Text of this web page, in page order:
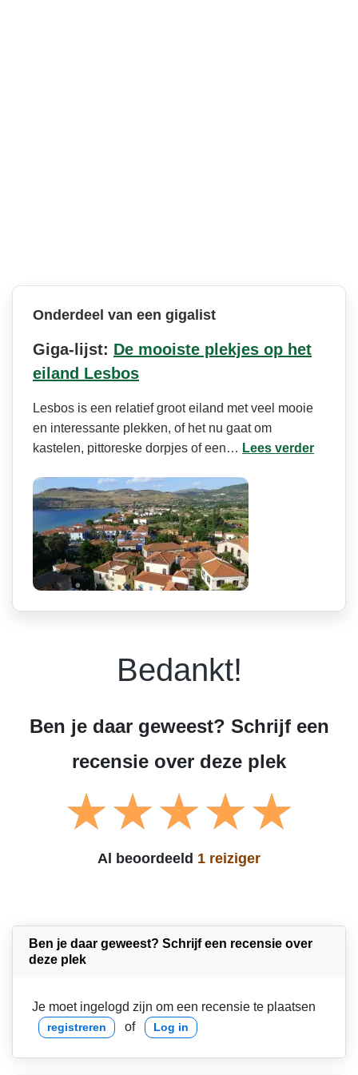
Onderdeel van een gigalist
Giga-lijst: De mooiste plekjes op het
eiland Lesbos
Lesbos is een relatief groot eiland met veel mooie
en interessante plekken, of het nu gaat om
kastelen, pittoreske dorpjes of een… Lees verder
Bedankt!
Ben je daar geweest? Schrijf een
recensie over deze plek
Al beoordeeld 1 reiziger
Ben je daar geweest? Schrijf een recensie over
deze plek
Je moet ingelogd zijn om een recensie te plaatsen
registreren of Log in